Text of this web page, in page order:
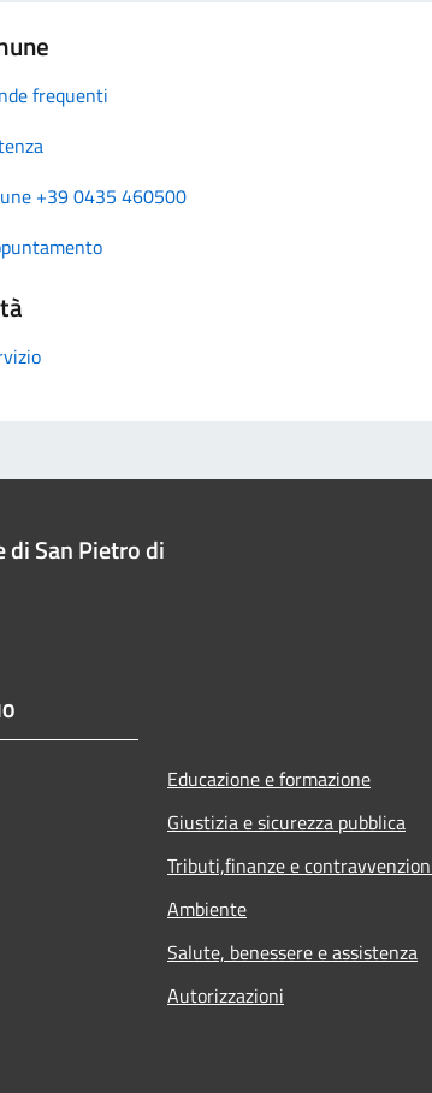
frequenti
+39 0435 460500
di San Pietro di
Educazione e formazione
Giustizia e sicurezza pubblica
Tributi,finanze e
Ambiente
Salute, benessere e assistenza
Autorizzazioni